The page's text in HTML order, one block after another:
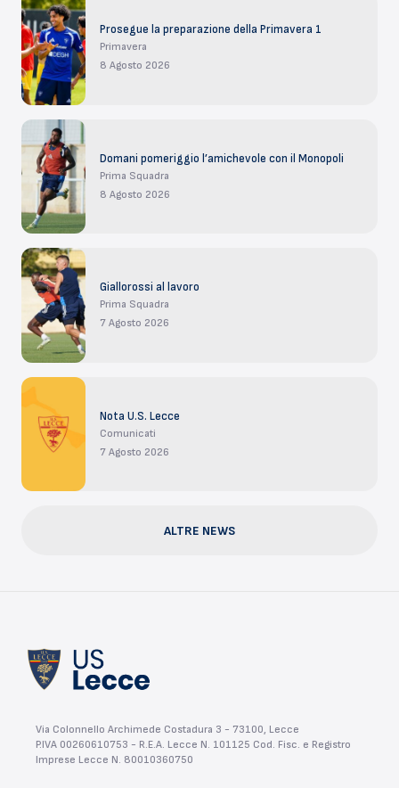
Prosegue la preparazione della Primavera 1
Primavera
8 Agosto 2026
Domani pomeriggio l’amichevole con il Monopoli
Prima Squadra
8 Agosto 2026
Giallorossi al lavoro
Prima Squadra
7 Agosto 2026
Nota U.S. Lecce
Comunicati
7 Agosto 2026
ALTRE NEWS
Via Colonnello Archimede Costadura 3 - 73100, Lecce
P.IVA 00260610753 - R.E.A. Lecce N. 101125 Cod. Fisc. e Registro
Imprese Lecce N. 80010360750